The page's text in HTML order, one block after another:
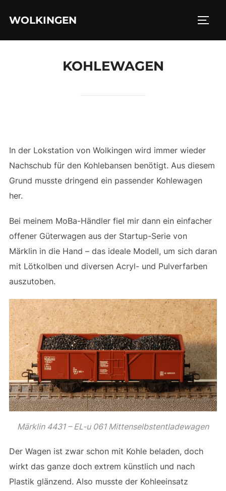
Inhalten
WOLKINGEN
KOHLEWAGEN
In der Lokstation von Wolkingen wird immer wieder
Nachschub für den Kohlebansen benötigt. Aus diesem
Grund musste dringend ein passender Kohlewagen
her.
Bei meinem MoBa-Händler fiel mir dann ein einfacher
offener Güterwagen aus der Startup-Serie von
Märklin in die Hand – das ideale Modell, um sich daran
mit Lötkolben und diversen Acryl- und Pulverfarben
auszutoben.
Märklin 4431 – EL-u 061 Mittenselbstentladewagen
Der Wagen ist zwar schon mit Kohle beladen, doch
wirkt das ganze doch extrem künstlich und nach
Plastik glänzend. Also musste der Kohleeinsatz